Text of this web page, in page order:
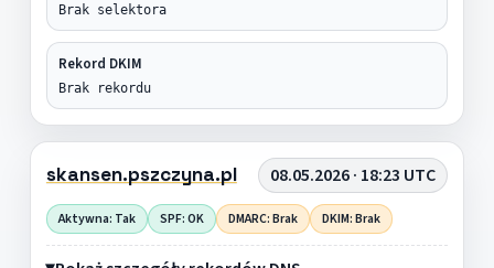
Brak selektora
Rekord DKIM
Brak rekordu
skansen.pszczyna.pl 08.05.2026 · 18:23 UTC
Aktywna: Tak SPF: OK DMARC: Brak DKIM: Brak